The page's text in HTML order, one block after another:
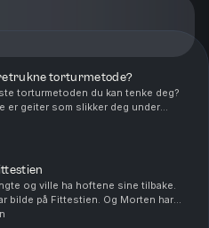
torturmetode?
torturmetoden du kan tenke deg?
er geiter som slikker deg under
hørt denne episoden enda. Kan
og ville ha hoftene sine tilbake.
bilde på Fittestien. Og Morten har
med dyr. Middagstips: